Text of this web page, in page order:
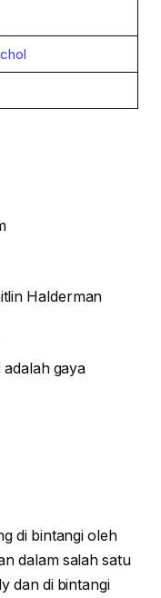
Halderman
adalah gaya
di bintangi oleh
dalam salah satu
dan di bintangi